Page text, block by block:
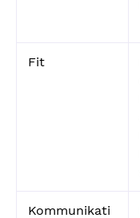
Fit
Kommunikati